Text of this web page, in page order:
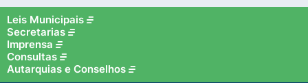
Leis Municipais
Secretarias
Imprensa
Consultas
Autarquias e Conselhos